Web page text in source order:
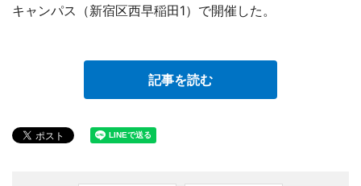
キャンパス（新宿区西早稲田1）で開催した。
記事を読む